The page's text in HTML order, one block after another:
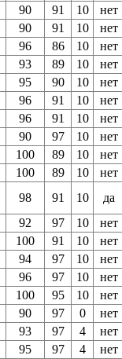
90 91 10
нет
90 91 10
нет
96 86 10
нет
93 89 10
нет
95 90 10
нет
96 91 10
нет
96 91 10
нет
90 97 10
нет
100 89 10
нет
100 89 10
нет
98 91 10
да
92 97 10
нет
100 91 10
нет
94 97 10
нет
96 97 10
нет
100 95 10
нет
90 97 0
нет
93 97 4
нет
95 97 4
нет